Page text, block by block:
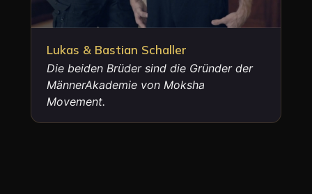
Lukas & Bastian Schaller
Die beiden Brüder sind die Gründer der
MännerAkademie von Moksha
Movement.